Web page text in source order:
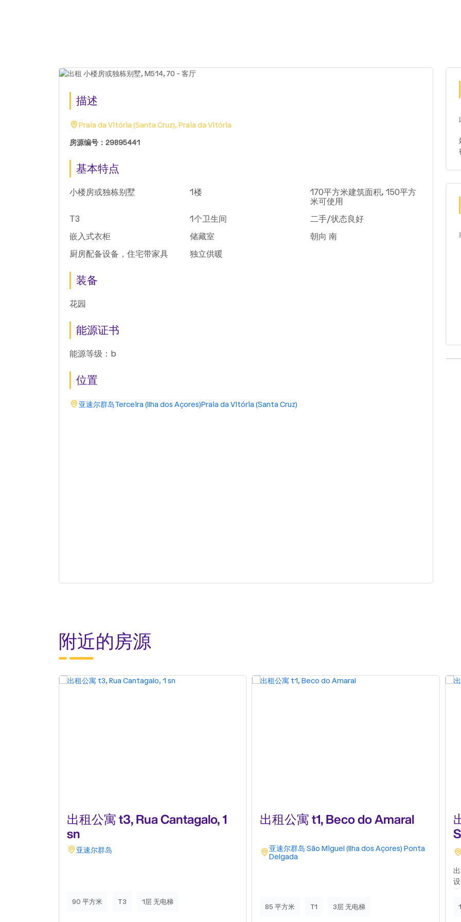
描述
Praia da Vitória (Santa Cruz), Praia da Vitória
房源编号：29895441
基本特点
小楼房或独栋别墅 1楼
170平方米建筑面积, 150平方
米可使用
T3
1个卫生间
二手/状态良好
嵌入式衣柜
储藏室
朝向 南
厨房配备设备，住宅带家具
独立供暖
装备
花园
能源证书
能源等级：b
位置
亚速尔群岛Terceira (Ilha dos Açores)Praia da Vitória (Santa Cruz)
附近的房源
出租公寓 t3, Rua Cantagalo, 1
sn
亚速尔群岛
90 平方米 T3 1层 无电梯
出租公寓 t1, Beco do Amaral
亚速尔群岛 São Miguel (Ilha dos Açores) Ponta
Delgada
85 平方米 T1 3层 无电梯